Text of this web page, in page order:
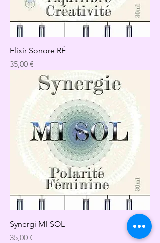
Elixir Sonore RÉ
Precio
35,00 €
Synergi MI-SOL
Precio
35,00 €